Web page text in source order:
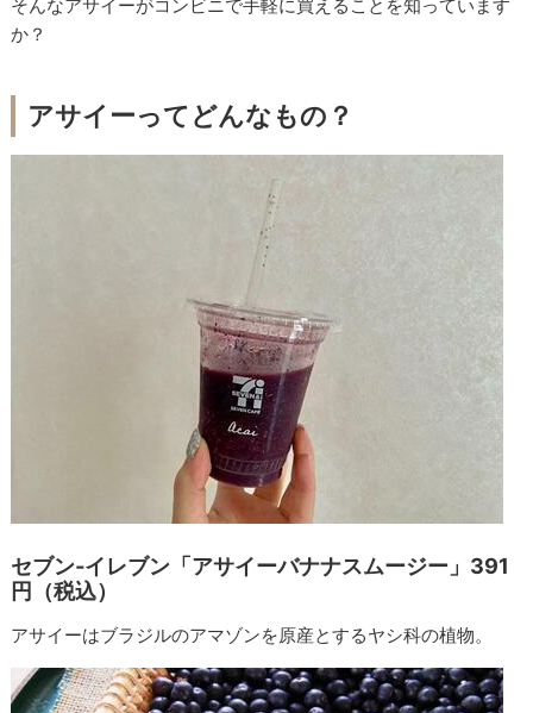
そんなアサイーがコンビニで手軽に買えることを知っています
か？
アサイーってどんなもの？
セブン‐イレブン「アサイーバナナスムージー」391
円（税込）
アサイーはブラジルのアマゾンを原産とするヤシ科の植物。